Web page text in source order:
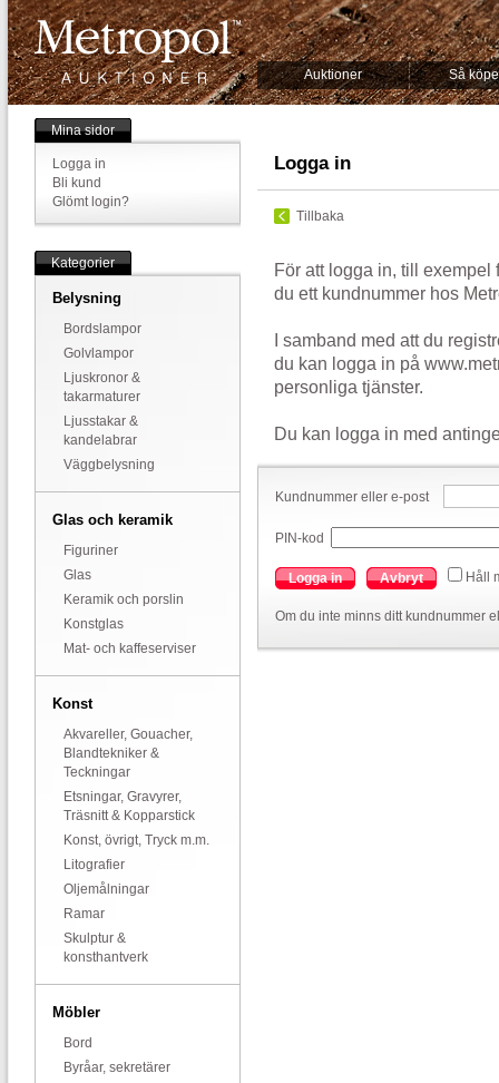
Auktioner Så
Mina sidor
Logga in
Bli kund
Glömt login?
Kategorier
Belysning
Bordslampor
Golvlampor
Ljuskronor &
takarmaturer
Ljusstakar &
kandelabrar
Väggbelysning
Glas och keramik
Figuriner
Glas
Keramik och porslin
Konstglas
Mat- och kaffeserviser
Konst
Akvareller, Gouacher,
Blandtekniker &
Teckningar
Etsningar, Gravyrer,
Träsnitt & Kopparstick
Konst, övrigt, Tryck m.m.
Litografier
Oljemålningar
Ramar
Skulptur &
konsthantverk
Möbler
Bord
Byråar, sekretärer
Logga in
Tillbaka
För att logga in, till exempel
du ett kundnummer hos
I samband med att du
du kan logga in på
personliga tjänster.
Du kan logga in med
Kundnummer eller e-post
PIN-kod
Logga in Avbryt Håll
Om du inte minns ditt kundnummer